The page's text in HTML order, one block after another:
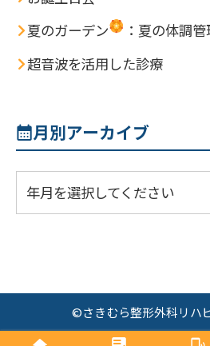
夏のガーデン
：夏の体調
超音波を活用した診療
月別アーカイブ
年月を選択してください
©さきむら整形外科リハ